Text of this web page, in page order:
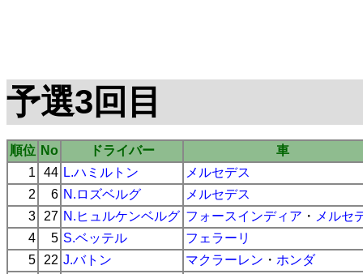
予選3回目
順位 No ドライバー
車
1
44 L.ハミルトン
メルセデス
2
6 N.ロズベルグ
メルセデス
3
27 N.ヒュルケンベルグ フォースインディア ・ メルセ
4
5 S.ベッテル
フェラーリ
5
22 J.バトン マクラーレン ・ ホンダ